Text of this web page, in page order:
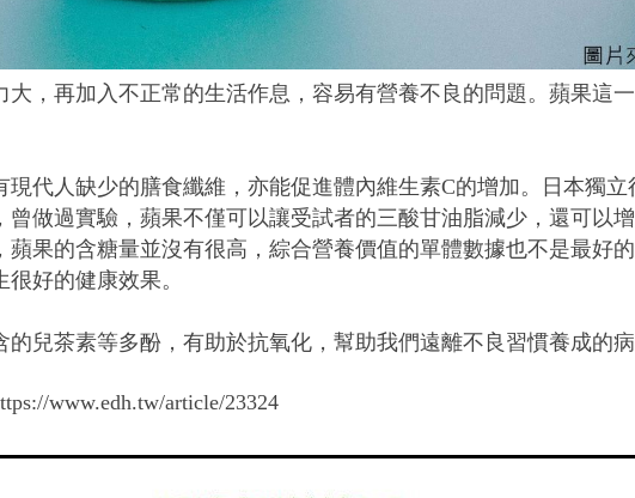
大，再加入不正常的生活作息，容易有營養不良的問題。蘋果這
現代人缺少的膳食纖維，亦能促進體內維生素C的增加。日本獨
曾做過實驗，蘋果不僅可以讓受試者的三酸甘油脂減少，還可以
蘋果的含糖量並沒有很高，綜合營養價值的單體數據也不是最好
好的健康效果。
的兒茶素等多酚，有助於抗氧化，幫助我們遠離不良習慣養成的
www.edh.tw/article/23324